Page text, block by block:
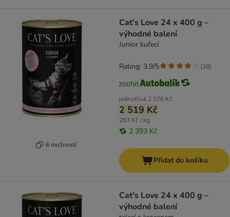
6 možností
Cat's Love 24 x 400 g –
výhodné balení
Junior kuřecí
jednotlivě 2 576 Kč
2 519 Kč
263 Kč / kg
2 393 Kč
Rating: 3.9/5 (38)
Přidat do košíku
Cat's Love 24 x 400 g –
výhodné balení